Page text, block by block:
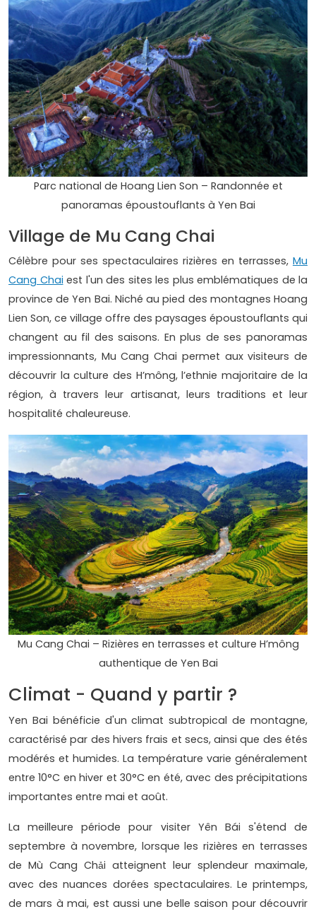
Parc national de Hoang Lien Son – Randonnée et
panoramas époustouflants à Yen Bai
Village de Mu Cang Chai
Célèbre pour ses spectaculaires rizières en terrasses, Mu
Cang Chai est l'un des sites les plus emblématiques de la
province de Yen Bai. Niché au pied des montagnes Hoang
Lien Son, ce village offre des paysages époustouflants qui
changent au fil des saisons. En plus de ses panoramas
impressionnants, Mu Cang Chai permet aux visiteurs de
découvrir la culture des H’mông, l’ethnie majoritaire de la
région, à travers leur artisanat, leurs traditions et leur
hospitalité chaleureuse.
Mu Cang Chai – Rizières en terrasses et culture H’mông
authentique de Yen Bai
Climat - Quand y partir ?
Yen Bai bénéficie d'un climat subtropical de montagne,
caractérisé par des hivers frais et secs, ainsi que des étés
modérés et humides. La température varie généralement
entre 10°C en hiver et 30°C en été, avec des précipitations
importantes entre mai et août.
La meilleure période pour visiter Yên Bái s'étend de
septembre à novembre, lorsque les rizières en terrasses
de Mù Cang Chải atteignent leur splendeur maximale,
avec des nuances dorées spectaculaires. Le printemps,
de mars à mai, est aussi une belle saison pour découvrir